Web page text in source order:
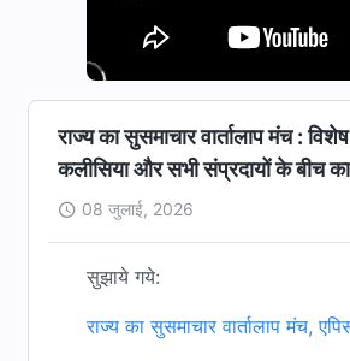
राज्य का सुसमाचार वार्तालाप मंच :
कलीसिया और सभी संप्रदायों के बीच
08 जुलाई, 2026
सुझाये गये:
राज्य का सुसमाचार वार्तालाप मंच,